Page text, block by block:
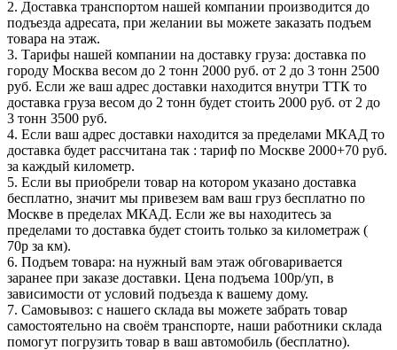
2. Доставка транспортом нашей компании производится до
подъезда адресата, при желании вы можете заказать подъем
товара на этаж.
3. Тарифы нашей компании на доставку груза: доставка по
городу Москва весом до 2 тонн 2000 руб. от 2 до 3 тонн 2500
руб. Если же ваш адрес доставки находится внутри ТТК то
доставка груза весом до 2 тонн будет стоить 2000 руб. от 2 до
3 тонн 3500 руб.
4. Если ваш адрес доставки находится за пределами МКАД то
доставка будет рассчитана так : тариф по Москве 2000+70 руб.
за каждый километр.
5. Если вы приобрели товар на котором указано доставка
бесплатно, значит мы привезем вам ваш груз бесплатно по
Москве в пределах МКАД. Если же вы находитесь за
пределами то доставка будет стоить только за километраж (
70р за км).
6. Подъем товара: на нужный вам этаж обговаривается
заранее при заказе доставки. Цена подъема 100р/уп, в
зависимости от условий подъезда к вашему дому.
7. Самовывоз: с нашего склада вы можете забрать товар
самостоятельно на своём транспорте, наши работники склада
помогут погрузить товар в ваш автомобиль (бесплатно).